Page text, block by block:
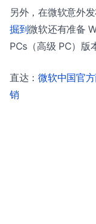
另外，在微软意外
掘到微软还有准备
PCs（高级 PC）版
直达：微软中国官
销